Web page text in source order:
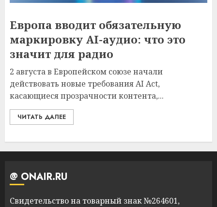
Европа вводит обязательную
маркировку AI-аудио: что это
значит для радио
2 августа в Европейском союзе начали
действовать новые требования AI Act,
касающиеся прозрачности контента,...
ЧИТАТЬ ДАЛЕЕ
@ ONAIR.RU
Свидетельство на товарный знак №264601,